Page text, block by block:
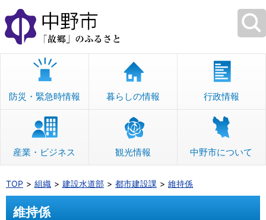
本
文
へ
移
防災・緊急時情報 暮らしの情報 行政情報
産業・ビジネス 観光情報 中野市について
TOP 組織 建設水道部 都市建設課 維持係
維持係